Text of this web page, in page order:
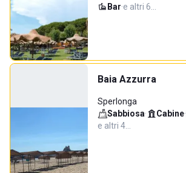
Bar·e altri 6…
Baia Azzurra
Sperlonga
Sabbiosa· Cabine·
e altri 4…